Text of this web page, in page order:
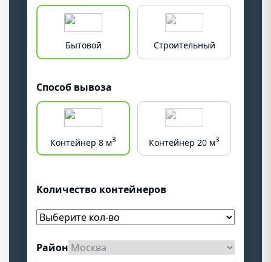
Бытовой Строительный
Способ вывоза
Контейнер 8 м3 Контейнер 20 м3
Количество контейнеров
Район